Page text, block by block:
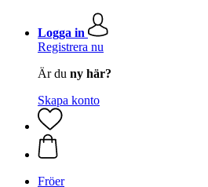
Logga in
Registrera nu
Är du ny här?
Skapa konto
Fröer